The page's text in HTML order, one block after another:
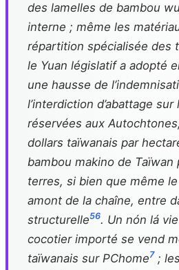
des lamelles de bambou
interne ; même les
répartition spécialisée des
le Yuan législatif a adopté
une hausse de
l’interdiction d’abattage
réservées aux
dollars taïwanais par
bambou makino de Taïwan
terres, si bien que même
amont de la chaîne, entre
structurelle56. Un nón lá
cocotier importé se vend
taïwanais sur PChome7 ;